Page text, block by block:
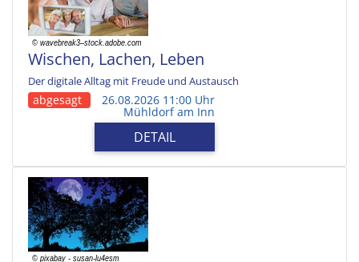
Wischen, Lachen, Leben
Der digitale Alltag mit Freude und Austausch
abgesagt 26.08.2026 11:00 Uhr
Mühldorf am Inn
DETAIL